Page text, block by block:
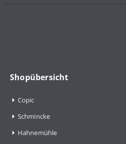
Shopübersicht
Copic
Schmincke
Hahnemühle